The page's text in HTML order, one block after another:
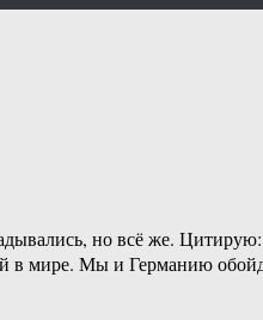
но всё же.
в мире. Мы и Германию